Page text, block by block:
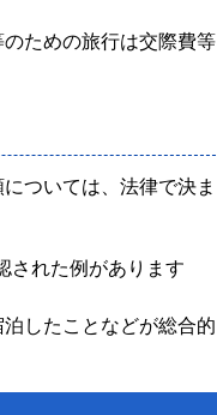
ための旅行は交際費等
ついては、法律で決ま
された例があります
したことなどが総合的